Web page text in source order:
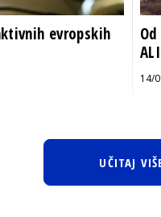
evropskih
14/
UČITAJ